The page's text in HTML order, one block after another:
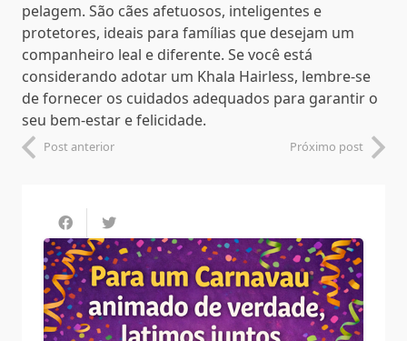
pelagem. São cães afetuosos, inteligentes e
protetores, ideais para famílias que desejam um
companheiro leal e diferente. Se você está
considerando adotar um Khala Hairless, lembre-se
de fornecer os cuidados adequados para garantir o
seu bem-estar e felicidade.
Post anterior Próximo post